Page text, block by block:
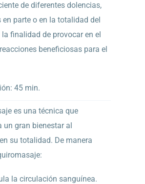
de diferentes dolencias,
en parte o en la totalidad del
la finalidad de provocar en el
beneficiosas para el
45 min.
es una técnica que
un gran bienestar al
su totalidad. De manera
la circulación sanguínea.